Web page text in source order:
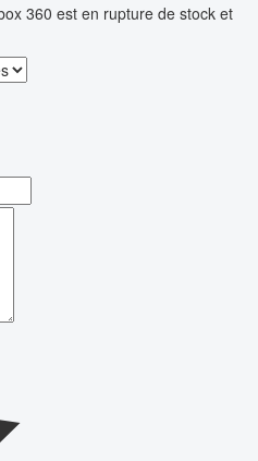
360 est en rupture de stock et